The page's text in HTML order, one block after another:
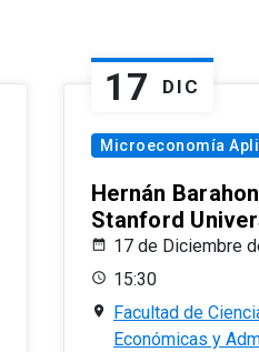
17 DIC
Microeconomía
Hernán
Stanford
17 de Diciembre
15:30
Facultad de
Económicas y